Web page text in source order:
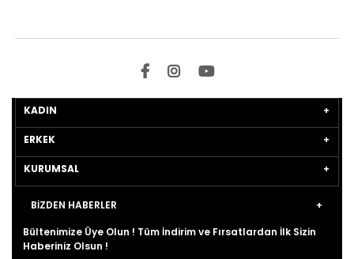
KADIN
ERKEK
KURUMSAL
BİZDEN HABERLER
Bültenimize Üye Olun ! Tüm İndirim ve Fırsatlardan İlk Sizin
Haberiniz Olsun !